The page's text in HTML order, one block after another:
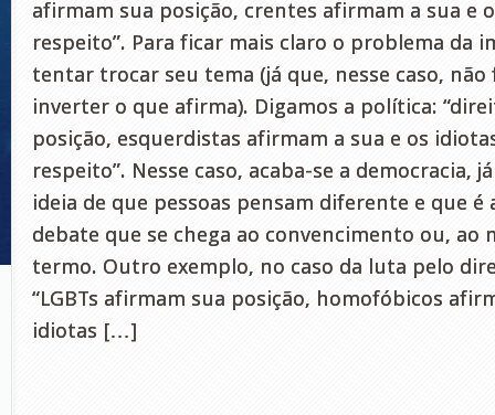
afirmam sua posição, crentes afirmam a sua e
respeito”. Para ficar mais claro o problema da
tentar trocar seu tema (já que, nesse caso,
inverter o que afirma). Digamos a política:
posição, esquerdistas afirmam a sua e os
respeito”. Nesse caso, acaba-se a democracia,
ideia de que pessoas pensam diferente e que é
debate que se chega ao convencimento ou, ao
termo. Outro exemplo, no caso da luta pelo
“LGBTs afirmam sua posição, homofóbicos
idiotas […]